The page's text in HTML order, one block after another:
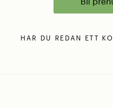
HAR DU REDAN ETT